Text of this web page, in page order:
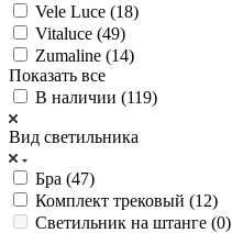
Vele Luce (18)
Vitaluce (49)
Zumaline (14)
Показать все
В наличии (119)
Вид светильника
Бра (47)
Комплект трековый (12)
Светильник на штанге (0)